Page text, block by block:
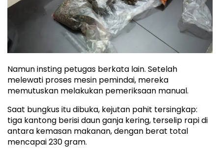
Namun insting petugas berkata lain. Setelah
melewati proses mesin pemindai, mereka
memutuskan melakukan pemeriksaan manual.
Saat bungkus itu dibuka, kejutan pahit tersingkap:
tiga kantong berisi daun ganja kering, terselip rapi di
antara kemasan makanan, dengan berat total
mencapai 230 gram.